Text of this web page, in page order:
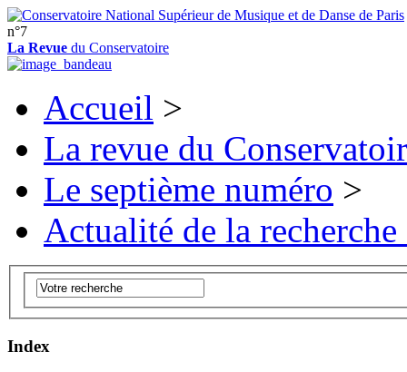
n°7
La Revue du Conservatoire
Accueil >
La revue du
Le septième numéro >
Actualité de la
Index